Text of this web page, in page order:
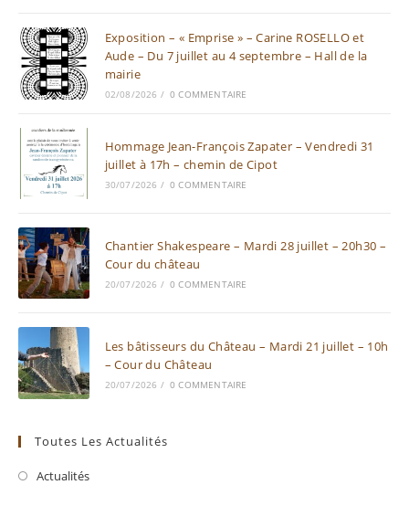
Exposition – « Emprise » – Carine ROSELLO et
Aude – Du 7 juillet au 4 septembre – Hall de la
mairie
02/08/2026 / 0 COMMENTAIRE
Hommage Jean-François Zapater – Vendredi 31
juillet à 17h – chemin de Cipot
30/07/2026 / 0 COMMENTAIRE
Chantier Shakespeare – Mardi 28 juillet – 20h30 –
Cour du château
20/07/2026 / 0 COMMENTAIRE
Les bâtisseurs du Château – Mardi 21 juillet – 10h
– Cour du Château
20/07/2026 / 0 COMMENTAIRE
Toutes Les Actualités
Actualités